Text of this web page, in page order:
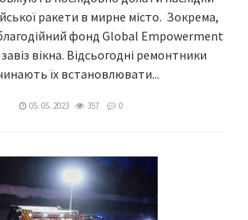
ракети в мирне місто. Зокрема,
фонд Global Empowerment
вікна. Відсьогодні ремонтники
їх встановлювати...
05. 05. 2023 357 0